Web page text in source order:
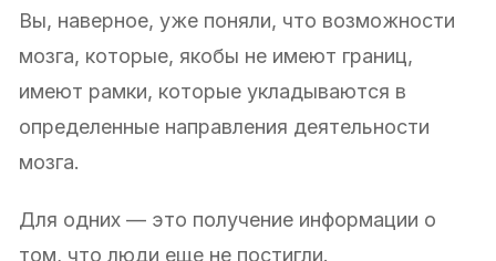
Вы, наверное, уже поняли, что возможности
мозга, которые, якобы не имеют границ,
имеют рамки, которые укладываются в
определенные направления деятельности
мозга.
Для одних — это получение информации о
том, что люди еще не постигли.